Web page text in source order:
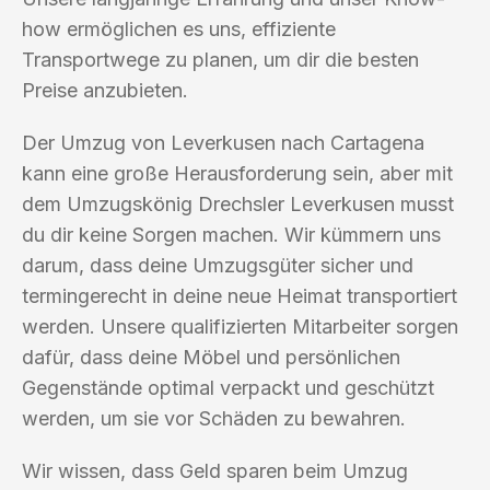
how ermöglichen es uns, effiziente
Transportwege zu planen, um dir die besten
Preise anzubieten.
Der Umzug von Leverkusen nach Cartagena
kann eine große Herausforderung sein, aber mit
dem Umzugskönig Drechsler Leverkusen musst
du dir keine Sorgen machen. Wir kümmern uns
darum, dass deine Umzugsgüter sicher und
termingerecht in deine neue Heimat transportiert
werden. Unsere qualifizierten Mitarbeiter sorgen
dafür, dass deine Möbel und persönlichen
Gegenstände optimal verpackt und geschützt
werden, um sie vor Schäden zu bewahren.
Wir wissen, dass Geld sparen beim Umzug